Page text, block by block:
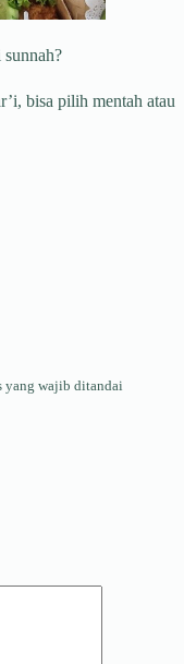
bisa pilih mentah atau
yang wajib ditandai